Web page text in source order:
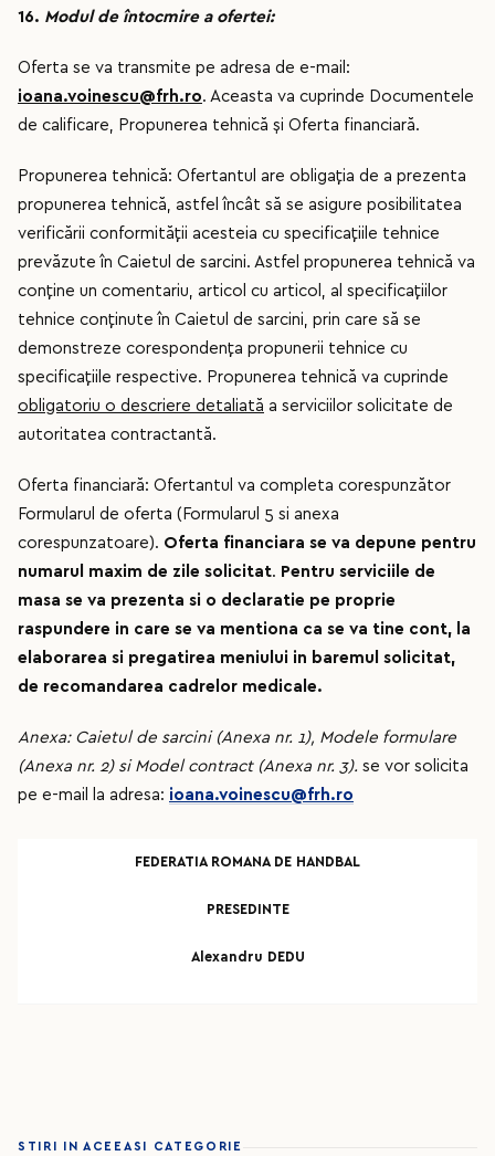
16. Modul de întocmire a ofertei:
Oferta se va transmite pe adresa de e-mail:
ioana.voinescu@frh.ro. Aceasta va cuprinde Documentele
de calificare, Propunerea tehnică și Oferta financiară.
Propunerea tehnică: Ofertantul are obligaţia de a prezenta
propunerea tehnică, astfel încât să se asigure posibilitatea
verificării conformităţii acesteia cu specificaţiile tehnice
prevăzute în Caietul de sarcini. Astfel propunerea tehnică va
conţine un comentariu, articol cu articol, al specificaţiilor
tehnice conţinute în Caietul de sarcini, prin care să se
demonstreze corespondenţa propunerii tehnice cu
specificaţiile respective. Propunerea tehnică va cuprinde
obligatoriu o descriere detaliată a serviciilor solicitate de
autoritatea contractantă.
Oferta financiară: Ofertantul va completa corespunzător
Formularul de oferta (Formularul 5 si anexa
corespunzatoare). Oferta financiara se va depune pentru
numarul maxim de zile solicitat. Pentru serviciile de
masa se va prezenta si o declaratie pe proprie
raspundere in care se va mentiona ca se va tine cont, la
elaborarea si pregatirea meniului in baremul solicitat,
de recomandarea cadrelor medicale.
Anexa: Caietul de sarcini (Anexa nr. 1), Modele formulare
(Anexa nr. 2) si Model contract (Anexa nr. 3). se vor solicita
pe e-mail la adresa: ioana.voinescu@frh.ro
FEDERATIA ROMANA DE HANDBAL
PRESEDINTE
Alexandru DEDU
STIRI IN ACEEASI CATEGORIE